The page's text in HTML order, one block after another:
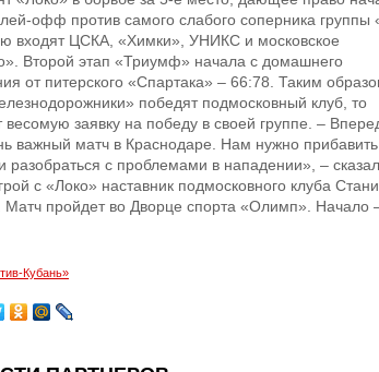
офф против самого слабого соперника группы
входят ЦСКА, «Химки», УНИКС и московское
Второй этап «Триумф» начала с домашнего
от питерского «Спартака» – 66:78. Таким
победят подмосковный клуб, то
весомую заявку на победу в своей группе. –
важный матч в Краснодаре. Нам нужно
разобраться с проблемами в нападении», – сказал
с «Локо» наставник подмосковного клуба
пройдет во Дворце спорта «Олимп». Начало
Кубань»